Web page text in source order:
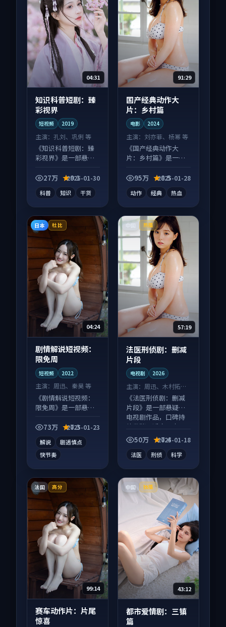
04:31
知识科普短剧：臻
彩视界
短视频 2019
主演： 孔刘、巩俐 等
《知识科普短剧：臻
彩视界》是一部悬疑
紧凑信息量大，适合
27万 9.1
2025-01-30
科普 知识 干货
91:29
国产经典动作大
片：乡村篇
电影 2024
主演： 刘亦菲、杨幂 等
《国产经典动作大
片：乡村篇》是一部
合大屏端观看，细节
95万 8.5
2025-01-28
动作 经典 热血
日本 杜比
04:24
剧情解说短视频：
限免周
短视频 2022
主演： 周迅、秦昊 等
《剧情解说短视频：
限免周》是一部悬疑
持续发酵，适合周末
73万 7.3
2025-01-23
解说
剧透慎点
快节奏
中国 热播
57:19
法医刑侦剧：删减
片段
电视剧 2026
主演： 周迅、木村拓哉
等
《法医刑侦剧：删减
片段》是一部悬疑向
电视剧作品，口碑持
续发酵，适合周末一
口气刷完。
50万 7.4
2025-01-18
法医 刑侦 科学
法国 高分
99:14
赛车动作片：片尾
惊喜
中国 独播
43:12
都市爱情剧：三镇
篇